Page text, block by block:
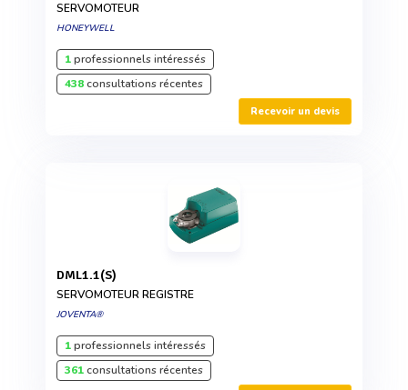
SERVOMOTEUR
HONEYWELL
1professionnels intéressés
438consultations récentes
Recevoir un devis
DML1.1(S)
SERVOMOTEUR REGISTRE
JOVENTA®
1professionnels intéressés
361consultations récentes